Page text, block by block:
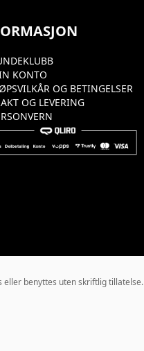
KONTO
OG BETINGELSER
OG LEVERING
eller benyttes uten skriftlig tillatelse.